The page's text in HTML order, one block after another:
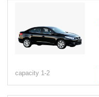
capacity 1-2